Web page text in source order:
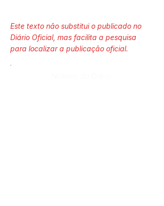
Este texto não substitui o publicado no
Diário Oficial, mas facilita a pesquisa
para localizar a publicação oficial.